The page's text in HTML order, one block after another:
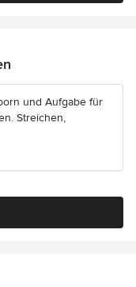
und Aufgabe für
Streichen,